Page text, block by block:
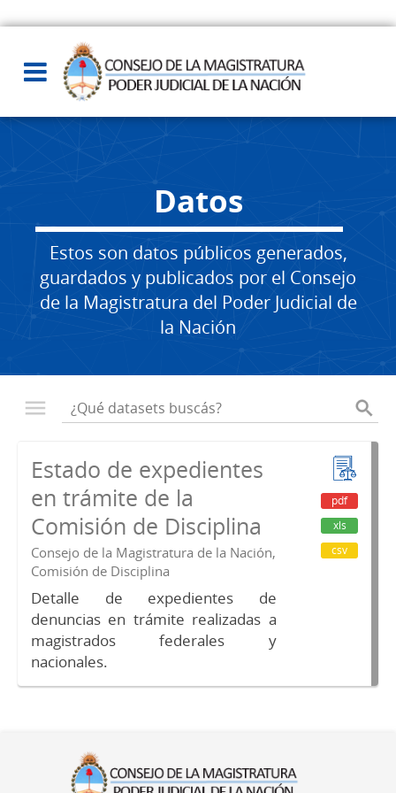
Datos
Estos son datos públicos generados,
guardados y publicados por el Consejo
de la Magistratura del Poder Judicial de
la Nación
Estado de expedientes
en trámite de la
Comisión de Disciplina
Consejo de la Magistratura de la Nación,
Comisión de Disciplina
Detalle de expedientes de
denuncias en trámite realizadas a
magistrados federales y
nacionales.
pdf
xls
csv